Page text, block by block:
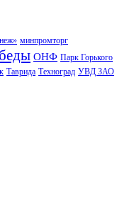
минпромторг
ОНФ Парк Горького
Таврида Техноград УВД ЗАО